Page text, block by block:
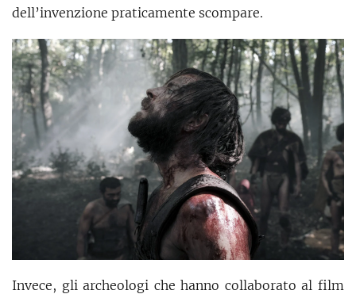
dell’invenzione praticamente scompare.
Invece, gli archeologi che hanno collaborato al film